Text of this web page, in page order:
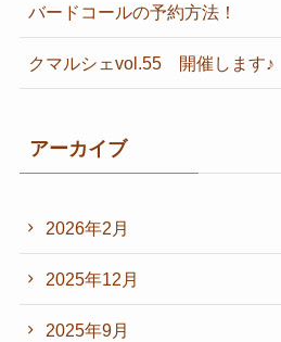
バードコールの予約方法！
クマルシェvol.55 開催します♪
アーカイブ
2026年2月
2025年12月
2025年9月